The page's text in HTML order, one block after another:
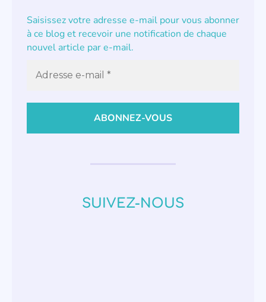
Saisissez votre adresse e-mail pour vous abonner
à ce blog et recevoir une notification de chaque
nouvel article par e-mail.
SUIVEZ-NOUS